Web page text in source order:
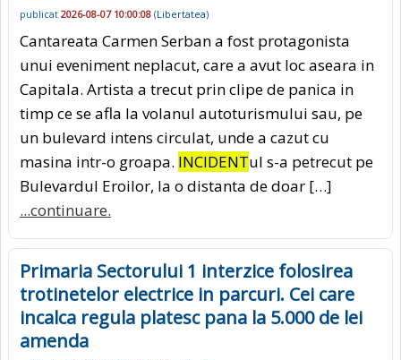
publicat 2026-08-07 10:00:08 (Libertatea)
Cantareata Carmen Serban a fost protagonista
unui eveniment neplacut, care a avut loc aseara in
Capitala. Artista a trecut prin clipe de panica in
timp ce se afla la volanul autoturismului sau, pe
un bulevard intens circulat, unde a cazut cu
masina intr-o groapa. INCIDENTul s-a petrecut pe
Bulevardul Eroilor, la o distanta de doar […]
...continuare.
Primaria Sectorului 1 interzice folosirea
trotinetelor electrice in parcuri. Cei care
incalca regula platesc pana la 5.000 de lei
amenda